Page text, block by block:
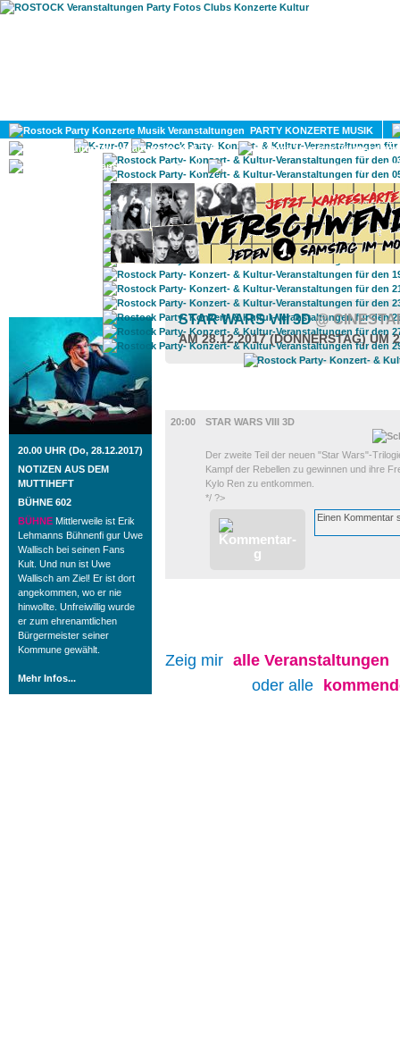
PARTY KONZERTE MUSIK
KULTUR
GAY
ROSTOCK TAGESTIPP
20.00 UHR (Do, 28.12.2017)
NOTIZEN AUS DEM
MUTTIHEFT
BÜHNE 602
BÜHNE Mittlerweile ist Erik
Lehmanns Bühnenfi gur Uwe
Wallisch bei seinen Fans
Kult. Und nun ist Uwe
Wallisch am Ziel! Er ist dort
angekommen, wo er nie
hinwollte. Unfreiwillig wurde
er zum ehrenamtlichen
Bürgermeister seiner
Kommune gewählt.
Mehr Infos...
STAR WARS VIII 3D@
AM 28.12.2017 (DONNERSTAG) UM
20:00
STAR WARS VIII 3D
Der zweite Teil der neuen "Star Wars"-
Kampf der Rebellen zu gewinnen und ihre
Kylo Ren zu entkommen.
*/ ?>
Zeig mir alle Veranstaltungen
oder alle